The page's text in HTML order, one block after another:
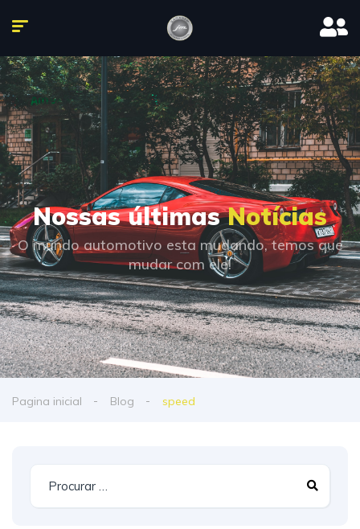
Nossas últimasNotícias
O mundo automotivo esta mudando, temos que
mudar com ele!
Pagina inicial Blog speed